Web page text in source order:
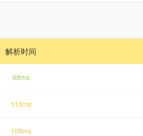
解析时间
68ms
113ms
108ms